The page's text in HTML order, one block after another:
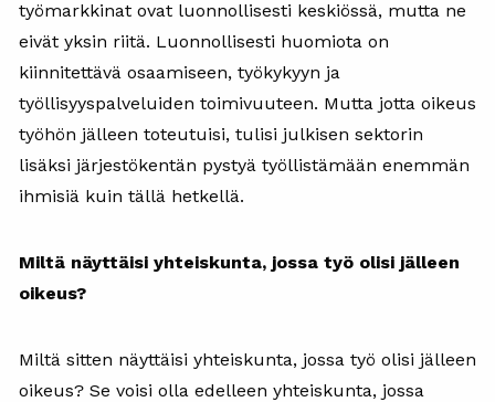
työmarkkinat ovat luonnollisesti keskiössä, mutta ne
eivät yksin riitä. Luonnollisesti huomiota on
kiinnitettävä osaamiseen, työkykyyn ja
työllisyyspalveluiden toimivuuteen. Mutta jotta oikeus
työhön jälleen toteutuisi, tulisi julkisen sektorin
lisäksi järjestökentän pystyä työllistämään enemmän
ihmisiä kuin tällä hetkellä.
Miltä näyttäisi yhteiskunta, jossa työ olisi jälleen
oikeus?
Miltä sitten näyttäisi yhteiskunta, jossa työ olisi jälleen
oikeus? Se voisi olla edelleen yhteiskunta, jossa